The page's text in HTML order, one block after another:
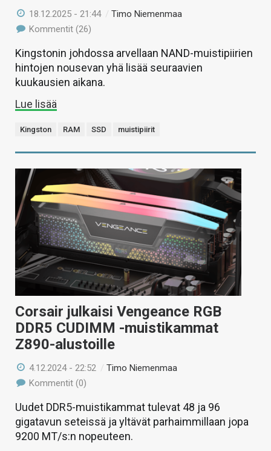
18.12.2025 - 21:44 /Timo Niemenmaa
Kommentit (26)
Kingstonin johdossa arvellaan NAND-muistipiirien
hintojen nousevan yhä lisää seuraavien
kuukausien aikana.
Lue lisää
Kingston RAM SSD muistipiirit
Corsair julkaisi Vengeance RGB
DDR5 CUDIMM -muistikammat
Z890-alustoille
4.12.2024 - 22:52 /Timo Niemenmaa
Kommentit (0)
Uudet DDR5-muistikammat tulevat 48 ja 96
gigatavun seteissä ja yltävät parhaimmillaan jopa
9200 MT/s:n nopeuteen.